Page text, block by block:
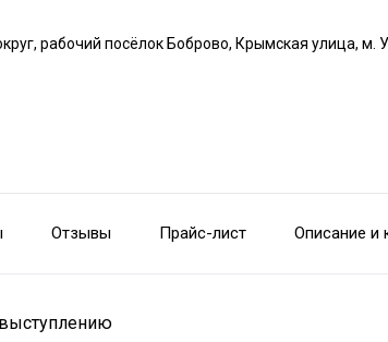
рабочий посёлок Боброво, Крымская улица, м.
Отзывы Прайс-лист Описание и